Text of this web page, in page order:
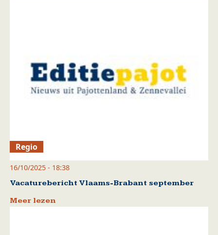
Regio
16/10/2025 - 18:38
Vacaturebericht Vlaams-Brabant september
Meer lezen